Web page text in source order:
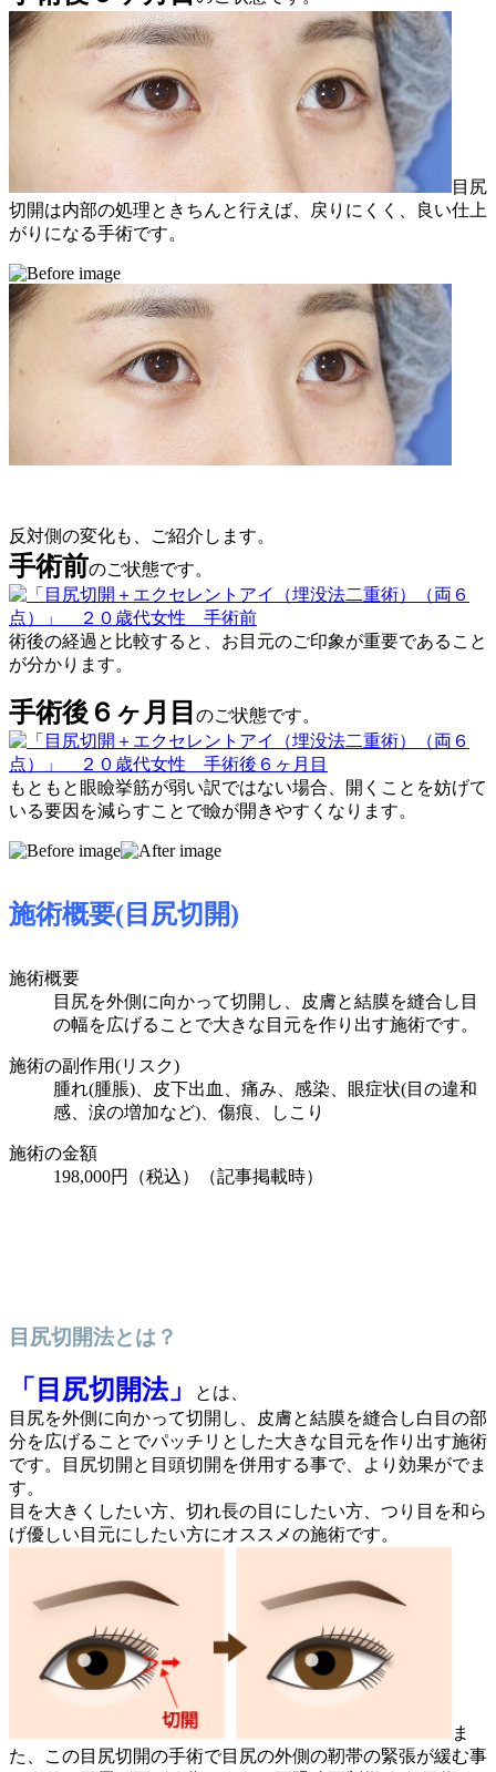
目尻
切開は内部の処理ときちんと行えば、戻りにくく、良い仕上
がりになる手術です。
反対側の変化も、ご紹介します。
手術前のご状態です。
術後の経過と比較すると、お目元のご印象が重要であること
が分かります。
手術後６ヶ月目 のご状態です。
もともと眼瞼挙筋が弱い訳ではない場合、開くことを妨げて
いる要因を減らすことで瞼が開きやすくなります。
施術概要(目尻切開)
施術概要
目尻を外側に向かって切開し、皮膚と結膜を縫合し目
の幅を広げることで大きな目元を作り出す施術です。
施術の副作用(リスク)
腫れ(腫脹)、皮下出血、痛み、感染、眼症状(目の違和
感、涙の増加など)、傷痕、しこり
施術の金額
198,000円（税込）（記事掲載時）
目尻切開法とは？
「目尻切開法」
とは、
目尻を外側に向かって切開し、皮膚と結膜を縫合し白目の部
分を広げることでパッチリとした大きな目元を作り出す施術
です。目尻切開と目頭切開を併用する事で、より効果がでま
す。
目を大きくしたい方、切れ長の目にしたい方、つり目を和ら
げ優しい目元にしたい方にオススメの施術です。
ま
た、この目尻切開の手術で目尻の外側の靭帯の緊張が緩む事